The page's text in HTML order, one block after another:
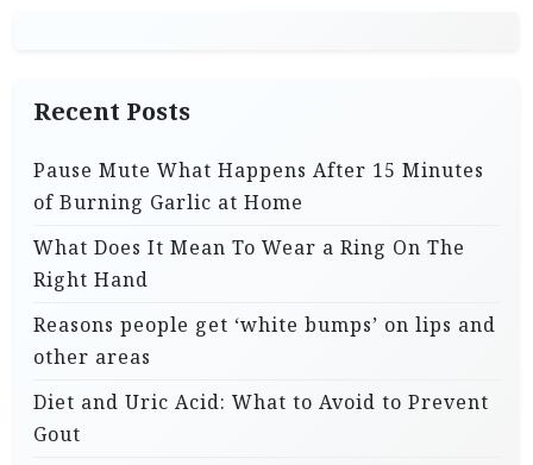
Recent Posts
Pause Mute What Happens After 15 Minutes
of Burning Garlic at Home
What Does It Mean To Wear a Ring On The
Right Hand
Reasons people get ‘white bumps’ on lips and
other areas
Diet and Uric Acid: What to Avoid to Prevent
Gout